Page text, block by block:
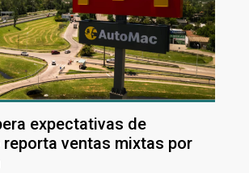
expectativas de
ventas mixtas por